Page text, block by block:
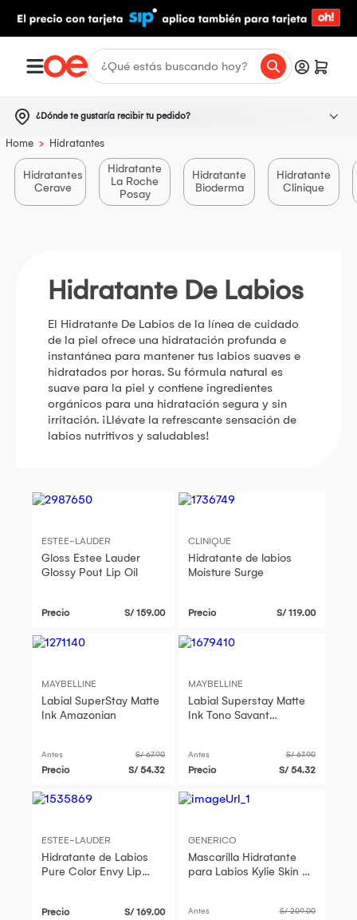
¿Dónde te gustaría recibir tu pedido?
Home > Hidratantes
Hidratantes
Cerave
Hidratante
La Roche
Posay
Hidratante
Bioderma
Hidratante
Clinique
Hidratante De Labios
El Hidratante De Labios de la línea de cuidado
de la piel ofrece una hidratación profunda e
instantánea para mantener tus labios suaves e
hidratados por horas. Su fórmula natural es
suave para la piel y contiene ingredientes
orgánicos para una hidratación segura y sin
irritación. ¡Llévate la refrescante sensación de
labios nutritivos y saludables!
ESTEE-LAUDER
Gloss Estee Lauder
Glossy Pout Lip Oil
Precio S/ 159.00
CLINIQUE
Hidratante de labios
Moisture Surge
Precio S/ 119.00
MAYBELLINE
Labial SuperStay Matte
Ink Amazonian
Antes S/ 67.90
Precio S/ 54.32
MAYBELLINE
Labial Superstay Matte
Ink Tono Savant
Antes S/ 67.90
Precio S/ 54.32
ESTEE-LAUDER
Hidratante de Labios
Pure Color Envy Lip
Precio S/ 169.00
GENERICO
Mascarilla Hidratante
para Labios Kylie Skin by
Antes S/ 209.00